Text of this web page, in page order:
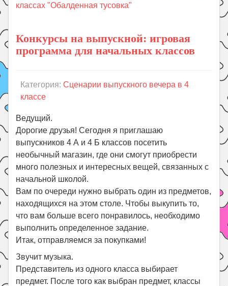
классах "Обалденная тусовка"
Конкурсы на выпускной: игровая
программа для начальных классов
Категория:Сценарии выпускного вечера в 4
классе
Ведущий.
Дорогие друзья! Сегодня я приглашаю
выпускников 4 А и 4 Б классов посетить
необычный магазин, где они смогут приобрести
много полезных и интересных вещей, связанных с
начальной школой.
Вам по очереди нужно выбрать один из предметов,
находящихся на этом столе. Чтобы выкупить то,
что вам больше всего понравилось, необходимо
выполнить определенное задание.
Итак, отправляемся за покупками!
Звучит музыка.
Представитель из одного класса выбирает
предмет. После того как выбран предмет, классы